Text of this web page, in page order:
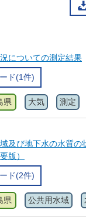
についての測定結果
ド(1件)
県 大気 測定
及び地下水の水質の
版）
ド(2件)
県 公共用水域